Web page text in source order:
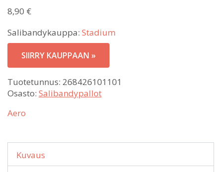
8,90 €
Salibandykauppa: Stadium
SIIRRY KAUPPAAN »
Tuotetunnus: 268426101101
Osasto: Salibandypallot
Aero
Kuvaus